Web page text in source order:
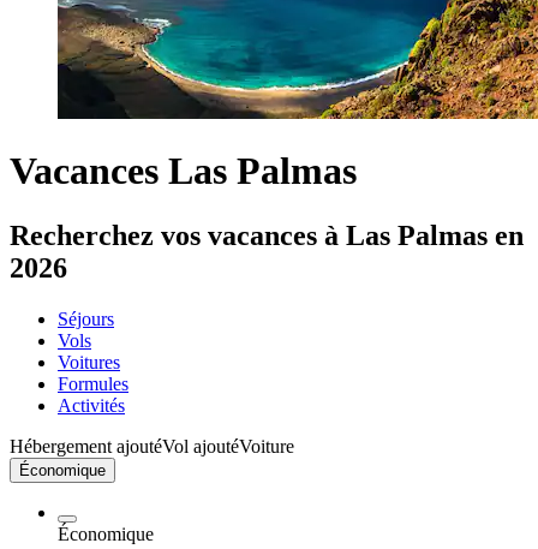
Vacances Las Palmas
Recherchez vos vacances à Las Palmas en
2026
Séjours
Vols
Voitures
Formules
Activités
Hébergement ajoutéVol ajoutéVoiture
Économique
Économique